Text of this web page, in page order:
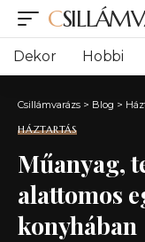
Dekor Hobbi
Csillámvarázs > Blog >
HÁZTARTÁS
Műanyag,
alattomos
konyhában